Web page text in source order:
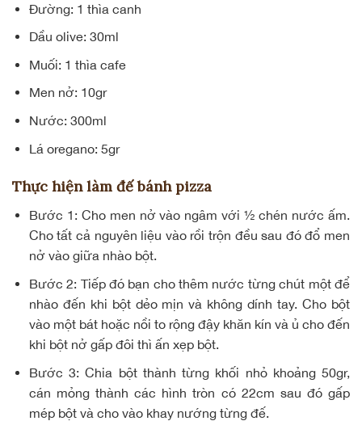
Đường: 1 thìa canh
Dầu olive: 30ml
Muối: 1 thìa cafe
Men nở: 10gr
Nước: 300ml
Lá oregano: 5gr
Thực hiện làm đế bánh pizza
Bước 1: Cho men nở vào ngâm với ½ chén nước ấm.
Cho tất cả nguyên liệu vào rồi trộn đều sau đó đổ men
nở vào giữa nhào bột.
Bước 2: Tiếp đó bạn cho thêm nước từng chút một để
nhào đến khi bột dẻo mịn và không dính tay. Cho bột
vào một bát hoặc nồi to rộng đậy khăn kín và ủ cho đến
khi bột nở gấp đôi thì ấn xẹp bột.
Bước 3:Chia bột thành từng khối nhỏ khoảng 50gr,
cán mỏng thành các hình tròn có 22cm sau đó gấp
mép bột và cho vào khay nướng từng đế.